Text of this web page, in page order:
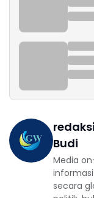
Budi
Media
secara